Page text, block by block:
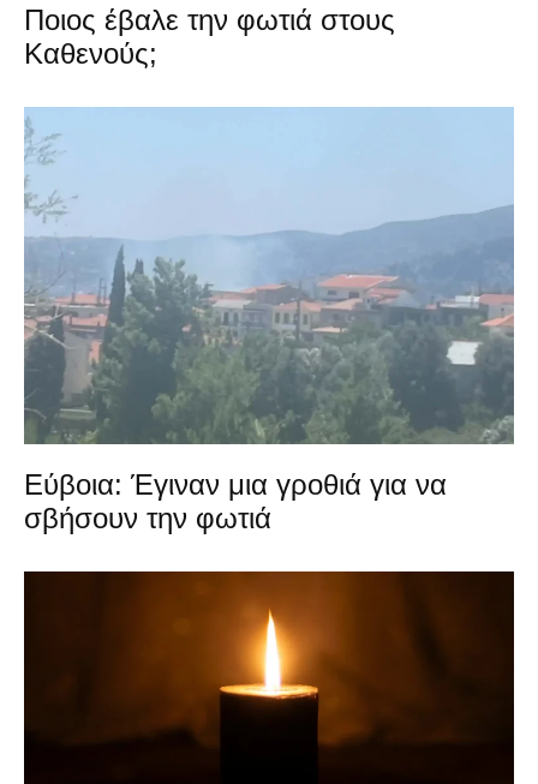
Ποιος έβαλε την φωτιά στους
Καθενούς;
Εύβοια: Έγιναν μια γροθιά για να
σβήσουν την φωτιά